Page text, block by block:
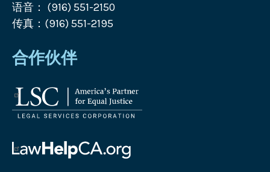
语音： (916) 551-2150
传真：(916) 551-2195
合作伙伴
法
律
务
公
帮